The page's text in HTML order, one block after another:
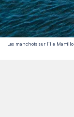
Les manchots sur l’île Martillo